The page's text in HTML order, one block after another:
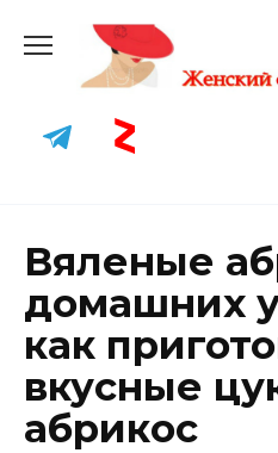
content
Вяленые
домашних
как
вкусные
абрикос